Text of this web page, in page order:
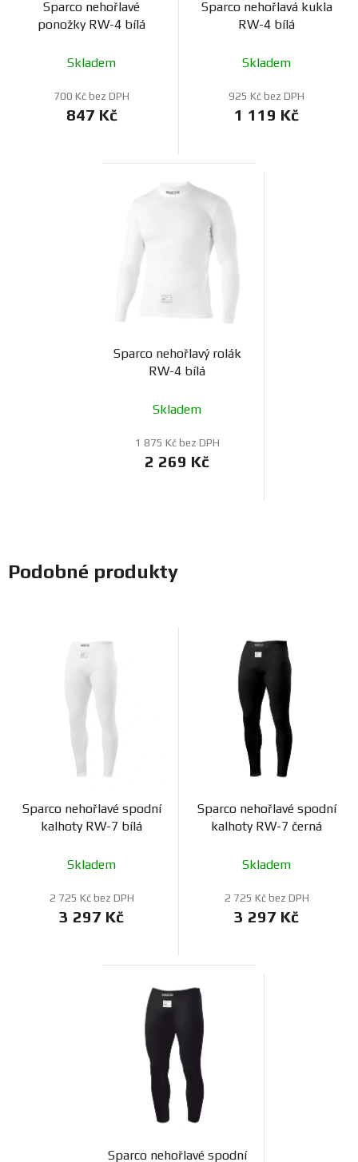
Sparco nehořlavé
ponožky RW-4 bílá
Skladem
700 Kč bez DPH
847 Kč
Sparco nehořlavá kukla
RW-4 bílá
Skladem
925 Kč bez DPH
1 119 Kč
Sparco nehořlavý rolák
RW-4 bílá
Skladem
1 875 Kč bez DPH
2 269 Kč
Podobné produkty
Sparco nehořlavé spodní
kalhoty RW-7 bílá
Skladem
2 725 Kč bez DPH
3 297 Kč
Sparco nehořlavé spodní
kalhoty RW-7 černá
Skladem
2 725 Kč bez DPH
3 297 Kč
Sparco nehořlavé spodní